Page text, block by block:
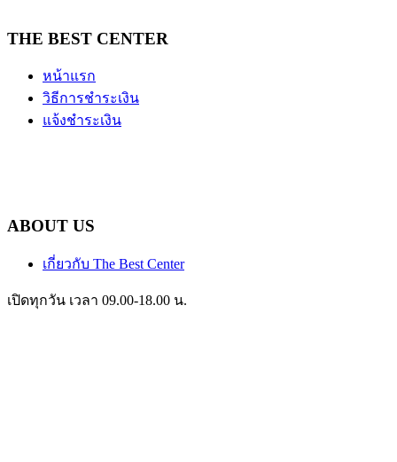
THE BEST CENTER
หน้าแรก
วิธีการชำระเงิน
แจ้งชำระเงิน
ABOUT US
เกี่ยวกับ The Best Center
เปิดทุกวัน เวลา 09.00-18.00 น.